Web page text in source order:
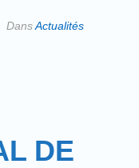
DansActualités
DE